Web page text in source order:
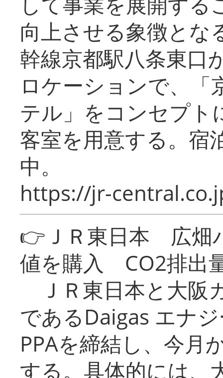
向上させる象徴とな
幹線京都駅八条東口
ロケーションで、「
テル」をコンセプト
客室を用意する。宿
中。
https://jr-
👉ＪＲ東日本 広畑
値を購入 CO2排出
ＪＲ東日本と大阪
であるDaigas エナ
PPAを締結し、今月
する。具体的には、